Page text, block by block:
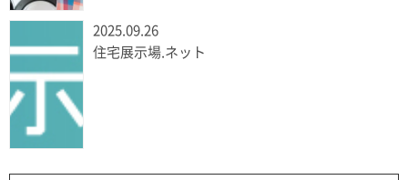
2025.09.26
住宅展示場.ネット